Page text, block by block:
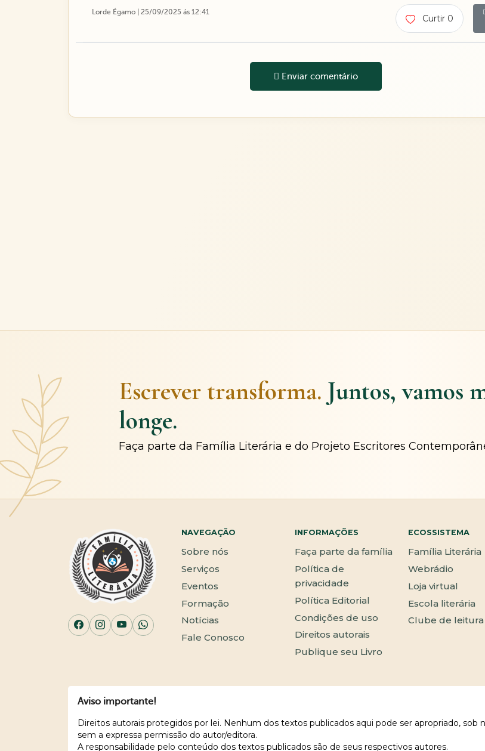
Lorde Égamo | 25/09/2025 ás 12:41
Curtir 0
Enviar comentário
Escrever transforma. Juntos, vamos
longe.
Faça parte da Família Literária e do Projeto Escritores
NAVEGAÇÃO
Sobre nós
Serviços
Eventos
Formação
Notícias
Fale Conosco
INFORMAÇÕES
Faça parte da família
Política de
privacidade
Política Editorial
Condições de uso
Direitos autorais
Publique seu Livro
ECOSSISTEMA
Família Literária
Webrádio
Loja virtual
Escola literária
Clube de leitura
Aviso importante!
Direitos autorais protegidos por lei. Nenhum dos textos publicados aqui pode ser apropriado,
sem a expressa permissão do autor/editora.
A responsabilidade pelo conteúdo dos textos publicados são de seus respectivos autores.